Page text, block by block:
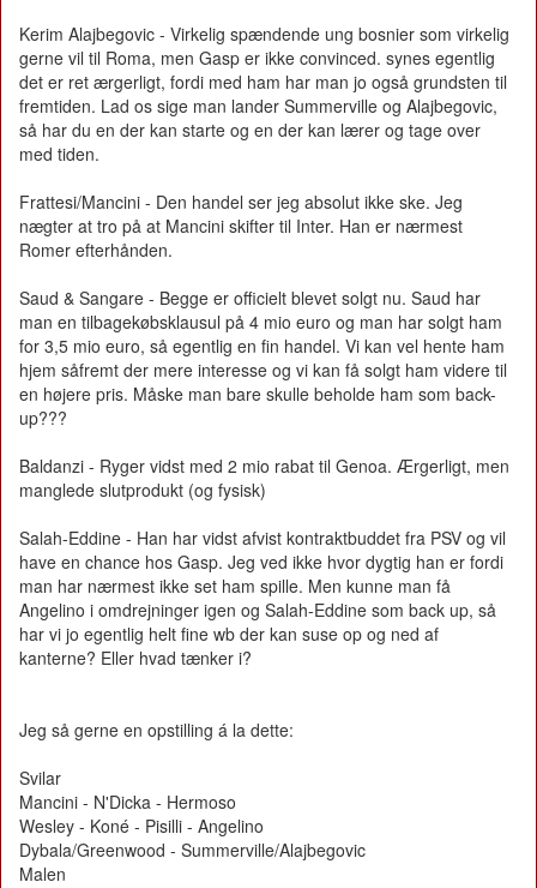
Kerim Alajbegovic - Virkelig spændende ung bosnier som virkelig
gerne vil til Roma, men Gasp er ikke convinced. synes egentlig
det er ret ærgerligt, fordi med ham har man jo også grundsten til
fremtiden. Lad os sige man lander Summerville og Alajbegovic,
så har du en der kan starte og en der kan lærer og tage over
med tiden.
Frattesi/Mancini - Den handel ser jeg absolut ikke ske. Jeg
nægter at tro på at Mancini skifter til Inter. Han er nærmest
Romer efterhånden.
Saud & Sangare - Begge er officielt blevet solgt nu. Saud har
man en tilbagekøbsklausul på 4 mio euro og man har solgt ham
for 3,5 mio euro, så egentlig en fin handel. Vi kan vel hente ham
hjem såfremt der mere interesse og vi kan få solgt ham videre til
en højere pris. Måske man bare skulle beholde ham som back-
up???
Baldanzi - Ryger vidst med 2 mio rabat til Genoa. Ærgerligt, men
manglede slutprodukt (og fysisk)
Salah-Eddine - Han har vidst afvist kontraktbuddet fra PSV og vil
have en chance hos Gasp. Jeg ved ikke hvor dygtig han er fordi
man har nærmest ikke set ham spille. Men kunne man få
Angelino i omdrejninger igen og Salah-Eddine som back up, så
har vi jo egentlig helt fine wb der kan suse op og ned af
kanterne? Eller hvad tænker i?
Jeg så gerne en opstilling á la dette:
Svilar
Mancini - N'Dicka - Hermoso
Wesley - Koné - Pisilli - Angelino
Dybala/Greenwood - Summerville/Alajbegovic
Malen